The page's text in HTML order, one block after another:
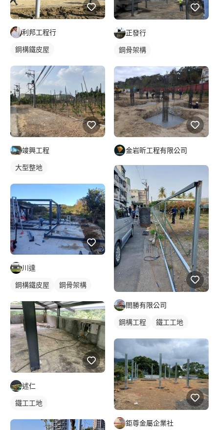
利邦工程行
鋼構鐵皮屋
竣興工程
大型整地
川達
鋼構鐵皮屋 鋼骨架構
述仁
鐵工工地
正發行
鋼骨架構
金岩昕工程有限公司
閤勝有限公司
鋼構工程 鐵工工地
鉅尊金屬企業社